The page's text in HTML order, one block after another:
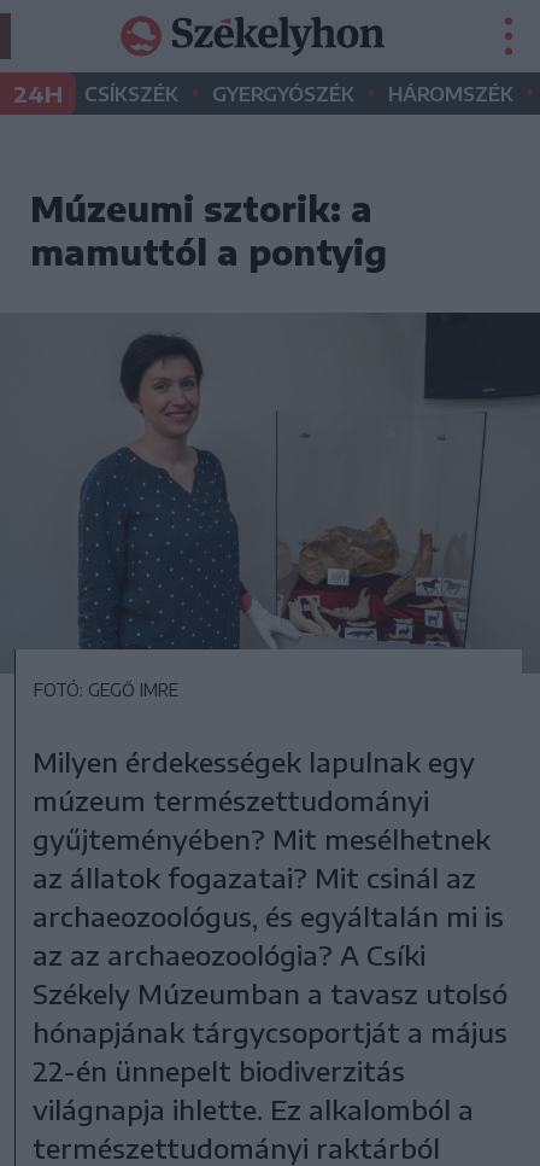
24H CSÍKSZÉK • GYERGYÓSZÉK • HÁROMSZÉK •
Múzeumi sztorik: a
mamuttól a pontyig
FOTÓ: GEGŐ IMRE
Milyen érdekességek lapulnak egy
múzeum természettudományi
gyűjteményében? Mit mesélhetnek
az állatok fogazatai? Mit csinál az
archaeozoológus, és egyáltalán mi is
az az archaeozoológia? A Csíki
Székely Múzeumban a tavasz utolsó
hónapjának tárgycsoportját a május
22-én ünnepelt biodiverzitás
világnapja ihlette. Ez alkalomból a
természettudományi raktárból